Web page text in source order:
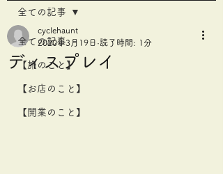
全ての記事
【旅のこと】
【お店のこと】
【開業のこと】
全ての記事
ディスプレイ
cyclehaunt
2020年3月19日 読了時間: 1分